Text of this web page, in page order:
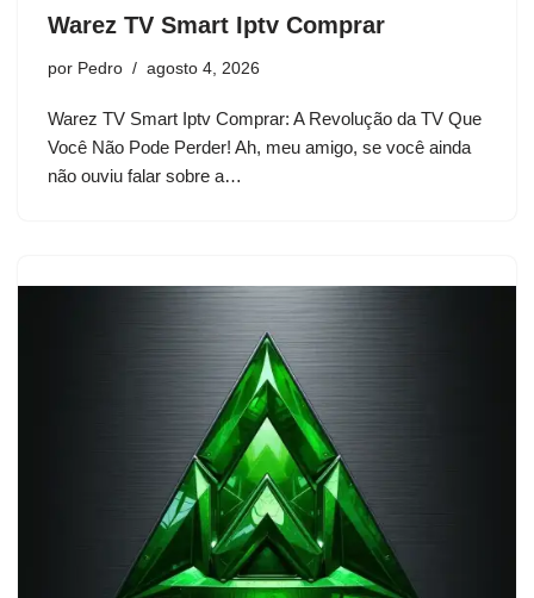
Warez TV Smart Iptv Comprar
por Pedro agosto 4, 2026
Warez TV Smart Iptv Comprar: A Revolução da TV Que
Você Não Pode Perder! Ah, meu amigo, se você ainda
não ouviu falar sobre a…